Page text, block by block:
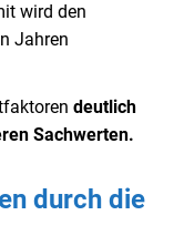
wird den
Jahren
deutlich
Sachwerten.
durch die